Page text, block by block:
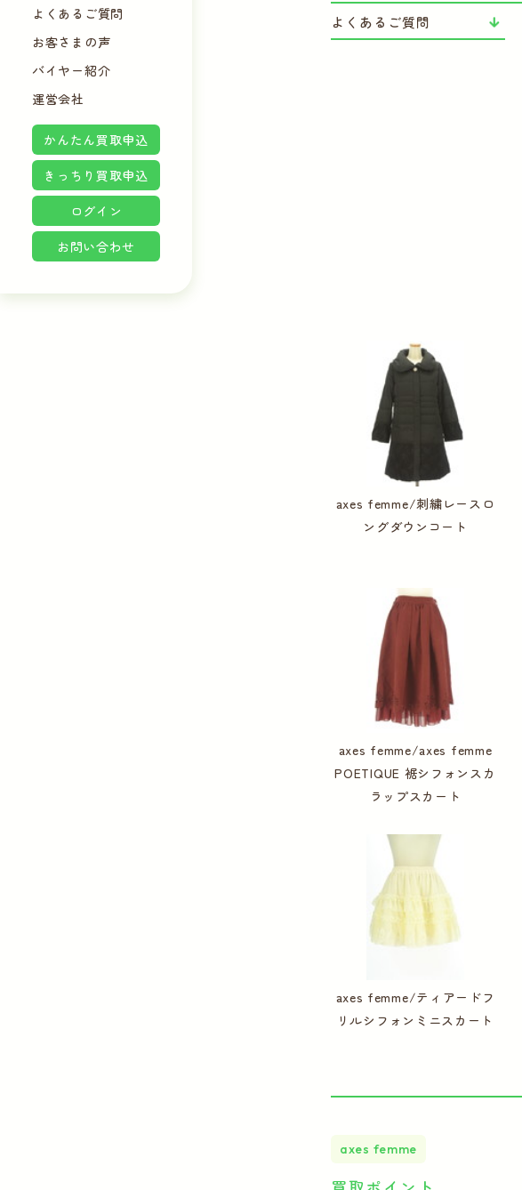
よくあるご質問
お客さまの声
バイヤー紹介
運営会社
かんたん買取申込
きっちり買取申込
ログイン
お問い合わせ
よくあるご質問
axes femme/刺繍レースロ
ングダウンコート
axes femme/axes femme
POETIQUE 裾シフォンスカ
ラップスカート
axes femme/ティアードフ
リルシフォンミニスカート
axes femme